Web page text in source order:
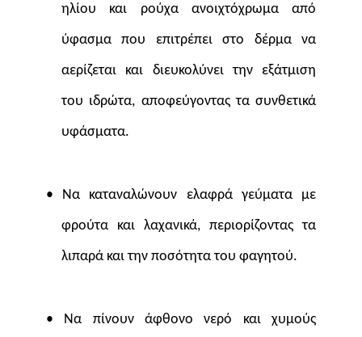
ηλίου και ρούχα ανοιχτόχρωμα από
ύφασμα που επιτρέπει στο δέρμα να
αερίζεται και διευκολύνει την εξάτμιση
του ιδρώτα, αποφεύγοντας τα συνθετικά
υφάσματα.
• Να καταναλώνουν ελαφρά γεύματα με
φρούτα και λαχανικά, περιορίζοντας τα
λιπαρά και την ποσότητα του φαγητού.
• Να πίνουν άφθονο νερό και χυμούς